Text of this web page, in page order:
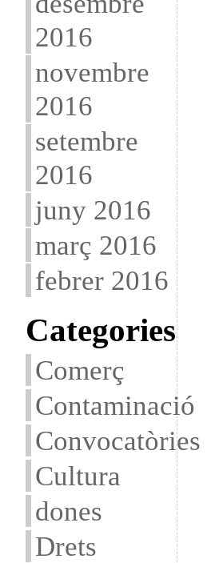
2016
novembre
2016
setembre
2016
juny 2016
març 2016
febrer 2016
Categories
Comerç
Contaminació
Convocatòries
Cultura
dones
Drets